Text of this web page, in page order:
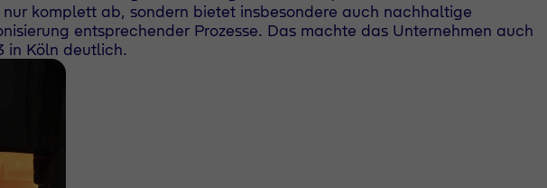
komplett ab, sondern bietet insbesondere auch nachhaltige
entsprechender Prozesse. Das machte das Unternehmen auch
in Köln deutlich.